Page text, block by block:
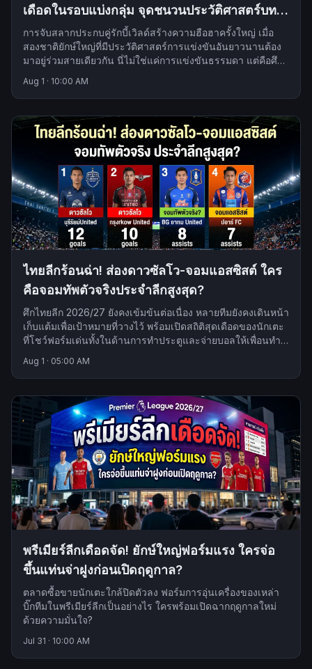
เดือดในรอบแบ่งกลุ่ม จุดชนวนประวัติศาสตร์บท
ใหม่
การจับสลากประกบคู่รักบี้เวิลด์สร้างความฮือฮาครั้งใหญ่ เมื่อ
สองชาติยักษ์ใหญ่ที่มีประวัติศาสตร์การแข่งขันอันยาวนานต้อง
มาอยู่ร่วมสายเดียวกัน นี่ไม่ใช่แค่การแข่งขันธรรมดา แต่คือศึก
Aug 1 · 10:00 AM
ไทยลีกร้อนฉ่า! ส่องดาวซัลโว-จอมแอสซิสต์ ใคร
คือจอมทัพตัวจริงประจำลีกสูงสุด?
ศึกไทยลีก 2026/27 ยังคงเข้มข้นต่อเนื่อง หลายทีมยังคงเดินหน้า
เก็บแต้มเพื่อเป้าหมายที่วางไว้ พร้อมเปิดสถิติสุดเดือดของนักเตะ
ที่โชว์ฟอร์มเด่นทั้งในด้านการทำประตูและจ่ายบอลให้เพื่อนทำ
Aug 1 · 05:00 AM
พรีเมียร์ลีกเดือดจัด! ยักษ์ใหญ่ฟอร์มแรง ใครจ่อ
ขึ้นแท่นจ่าฝูงก่อนเปิดฤดูกาล?
ตลาดซื้อขายนักเตะใกล้ปิดตัวลง ฟอร์มการอุ่นเครื่องของเหล่า
บิ๊กทีมในพรีเมียร์ลีกเป็นอย่างไร ใครพร้อมเปิดฉากฤดูกาลใหม่
ด้วยความมั่นใจ?
Jul 31 · 10:00 AM